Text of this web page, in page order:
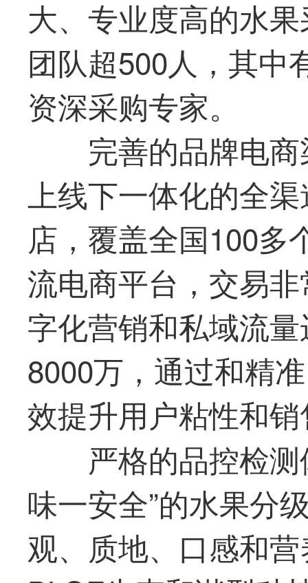
大、专业度高的水
团队超500人，其中
资深采购专家。
完善的品牌电
上线下一体化的全
店，覆盖全国100多
流电商平台，交易
字化营销和私域流
8000万，通过和精
效提升用户粘性和
严格的品控检
味一安全”的水果分
观、质地、口感和